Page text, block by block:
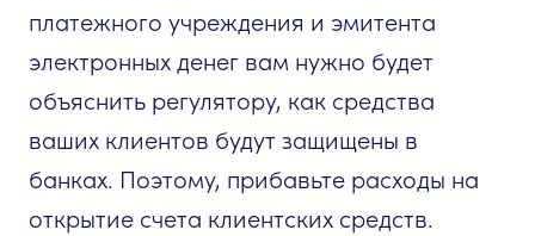
платежного учреждения и эмитента
электронных денег вам нужно будет
объяснить регулятору, как средства
ваших клиентов будут защищены в
банках. Поэтому, прибавьте расходы на
открытие счета клиентских средств.